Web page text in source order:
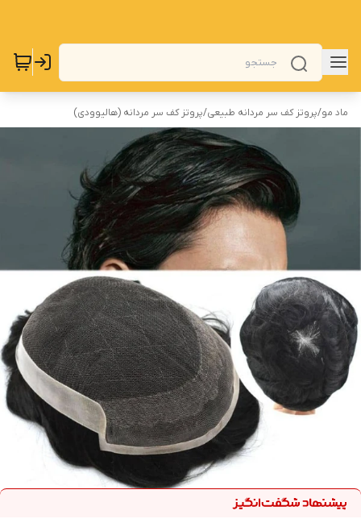
ماد مو/پروتز کف سر مردانه طبیعی/پروتز کف سر مردانه (هالیوودی)